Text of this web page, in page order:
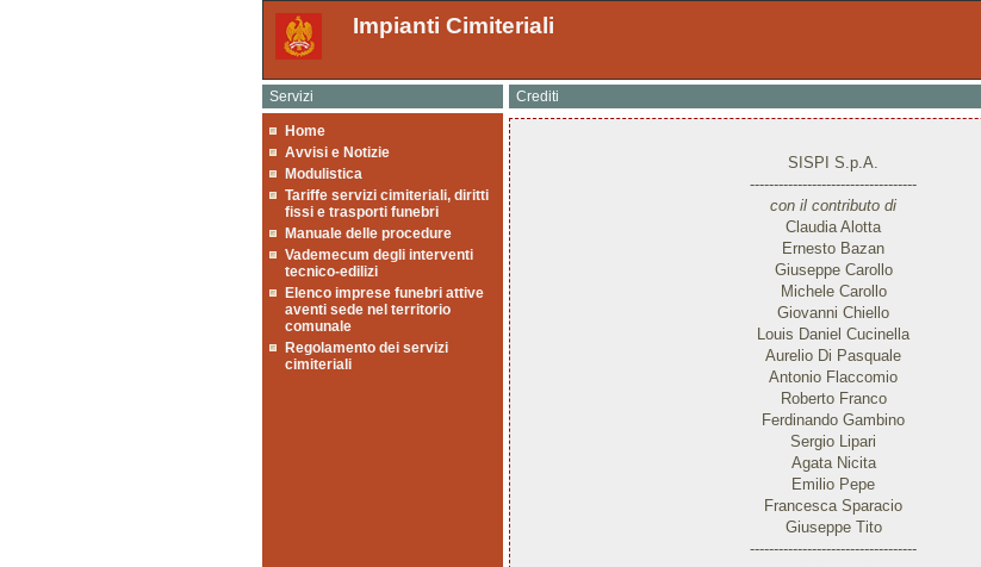
Impianti Cimiteriali
Servizi
Home
Avvisi e Notizie
Modulistica
Tariffe servizi cimiteriali, diritti
fissi e trasporti funebri
Manuale delle procedure
Vademecum degli interventi
tecnico-edilizi
Elenco imprese funebri attive
aventi sede nel territorio
comunale
Regolamento dei servizi
cimiteriali
Crediti
SISPI S.p.A.
-----------------------------------
con il contributo di
Claudia Alotta
Ernesto Bazan
Giuseppe Carollo
Michele Carollo
Giovanni Chiello
Louis Daniel Cucinella
Aurelio Di Pasquale
Antonio Flaccomio
Roberto Franco
Ferdinando Gambino
Sergio Lipari
Agata Nicita
Emilio Pepe
Francesca Sparacio
Giuseppe Tito
-----------------------------------